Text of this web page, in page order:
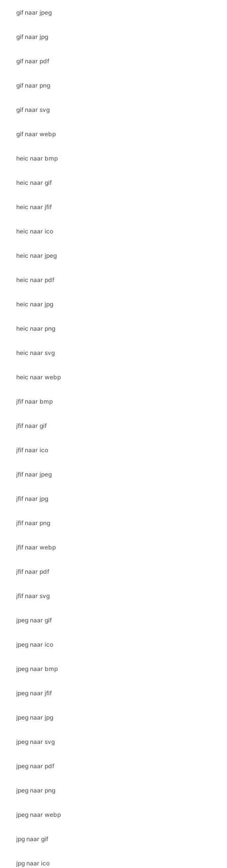
gif naar pdf
gif naar png
gif naar svg
gif naar webp
heic naar bmp
heic naar gif
heic naar jfif
heic naar ico
heic naar jpeg
heic naar pdf
heic naar jpg
heic naar png
heic naar svg
heic naar webp
jfif naar bmp
jfif naar gif
jfif naar ico
jfif naar jpeg
jfif naar jpg
jfif naar png
jfif naar webp
jfif naar pdf
jfif naar svg
jpeg naar gif
jpeg naar ico
jpeg naar bmp
jpeg naar jfif
jpeg naar jpg
jpeg naar svg
jpeg naar pdf
jpeg naar png
jpeg naar webp
jpg naar gif
jpg naar ico
jpg naar jfif